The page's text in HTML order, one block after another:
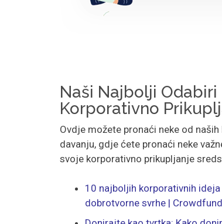
Naši Najbolji Odabiri
Korporativno
Ovdje možete pronaći neke od
davanju, gdje ćete pronaći neke
svoje korporativno prikupljanje
10 najboljih korporativnih
dobrotvorne svrhe |